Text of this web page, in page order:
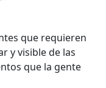
que requieren
y visible de las
que la gente